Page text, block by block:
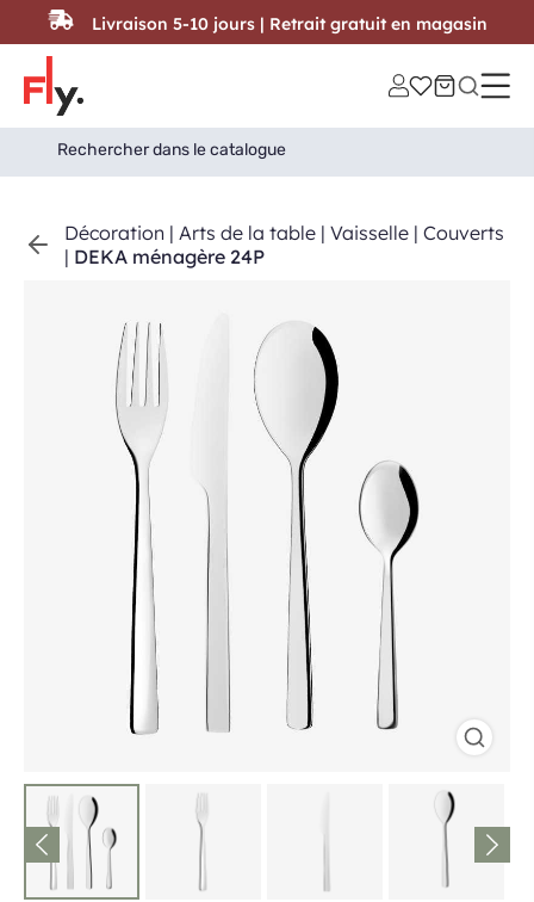
Passer au contenu
Search
for:
Search Button
Décoration | Arts de la table | Vaisselle | Couverts
| DEKA ménagère 24P
Livraison 5-10 jours | Retrait gratuit en magasin